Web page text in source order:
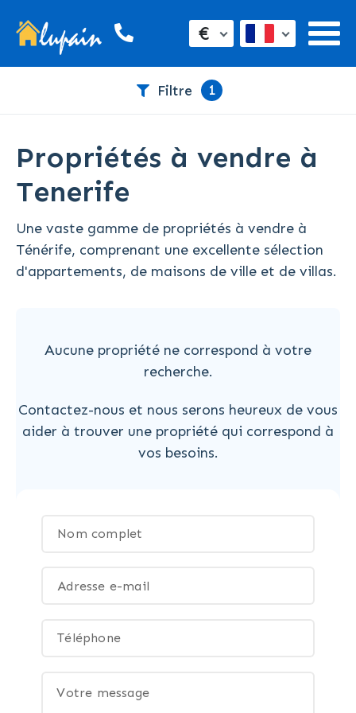
€
Filtre 1
Propriétés à vendre à
Tenerife
Une vaste gamme de propriétés à vendre à
Ténérife, comprenant une excellente sélection
d'appartements, de maisons de ville et de villas.
Aucune propriété ne correspond à votre
recherche.
Contactez-nous et nous serons heureux de vous
aider à trouver une propriété qui correspond à
vos besoins.